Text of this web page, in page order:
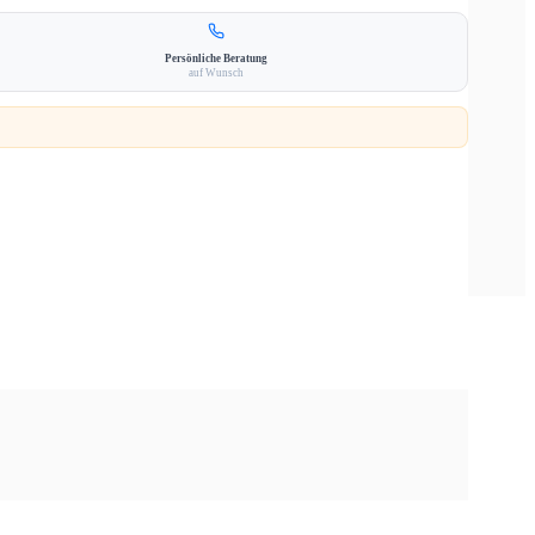
Persönliche Beratung
auf Wunsch